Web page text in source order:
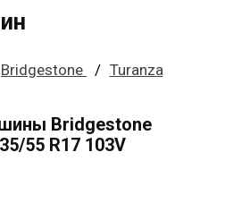
Bridgestone
Turanza
Bridgestone
55 R17 103V